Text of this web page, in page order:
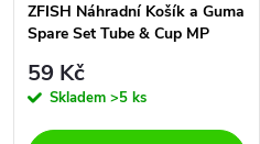
ZFISH Náhradní Košík a Guma
Spare Set Tube & Cup MP
59 Kč
Skladem >5 ks